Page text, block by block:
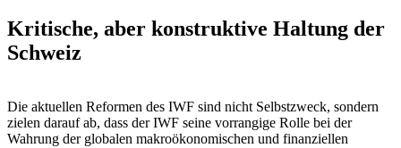
Kritische, aber konstruktive Haltung der
Schweiz
Die aktuellen Reformen des IWF sind nicht Selbstzweck, sondern
zielen darauf ab, dass der IWF seine vorrangige Rolle bei der
Wahrung der globalen makroökonomischen und finanziellen